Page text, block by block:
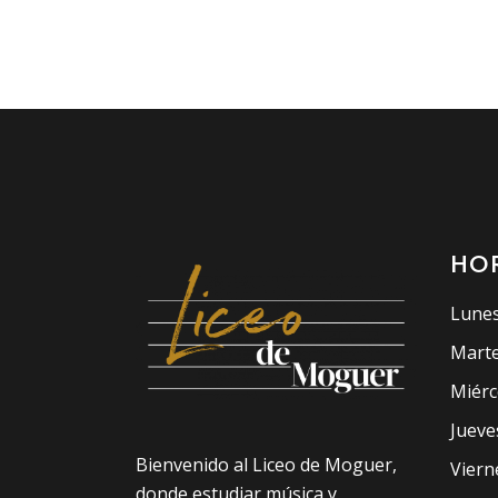
Bienvenido al Liceo de Moguer,
donde estudiar música y